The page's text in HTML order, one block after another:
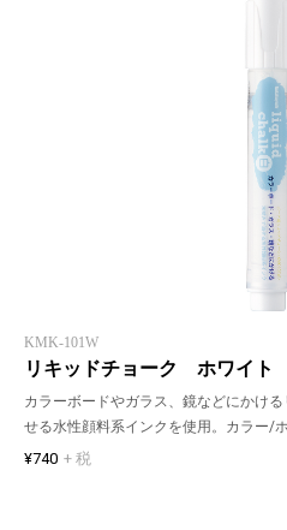
KMK-101W
リキッドチョーク ホワイト
カラーボードやガラス、鏡などにかけ
せる水性顔料系インクを使用。カラー/ホ
¥740 + 税